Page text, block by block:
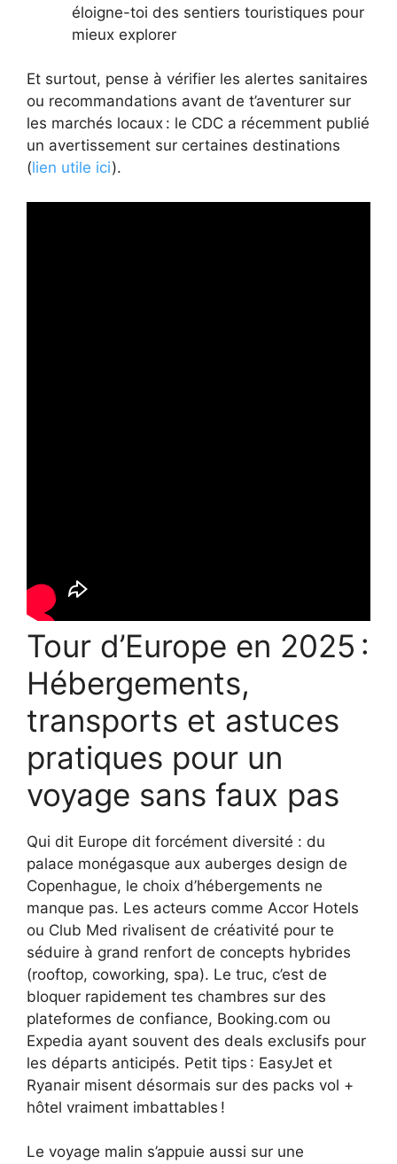
éloigne-toi des sentiers touristiques pour
mieux explorer
Et surtout, pense à vérifier les alertes sanitaires
ou recommandations avant de t’aventurer sur
les marchés locaux : le CDC a récemment publié
un avertissement sur certaines destinations
(lien utile ici).
Tour d’Europe en 2025 :
Hébergements,
transports et astuces
pratiques pour un
voyage sans faux pas
Qui dit Europe dit forcément diversité : du
palace monégasque aux auberges design de
Copenhague, le choix d’hébergements ne
manque pas. Les acteurs comme Accor Hotels
ou Club Med rivalisent de créativité pour te
séduire à grand renfort de concepts hybrides
(rooftop, coworking, spa). Le truc, c’est de
bloquer rapidement tes chambres sur des
plateformes de confiance, Booking.com ou
Expedia ayant souvent des deals exclusifs pour
les départs anticipés. Petit tips : EasyJet et
Ryanair misent désormais sur des packs vol +
hôtel vraiment imbattables !
Le voyage malin s’appuie aussi sur une